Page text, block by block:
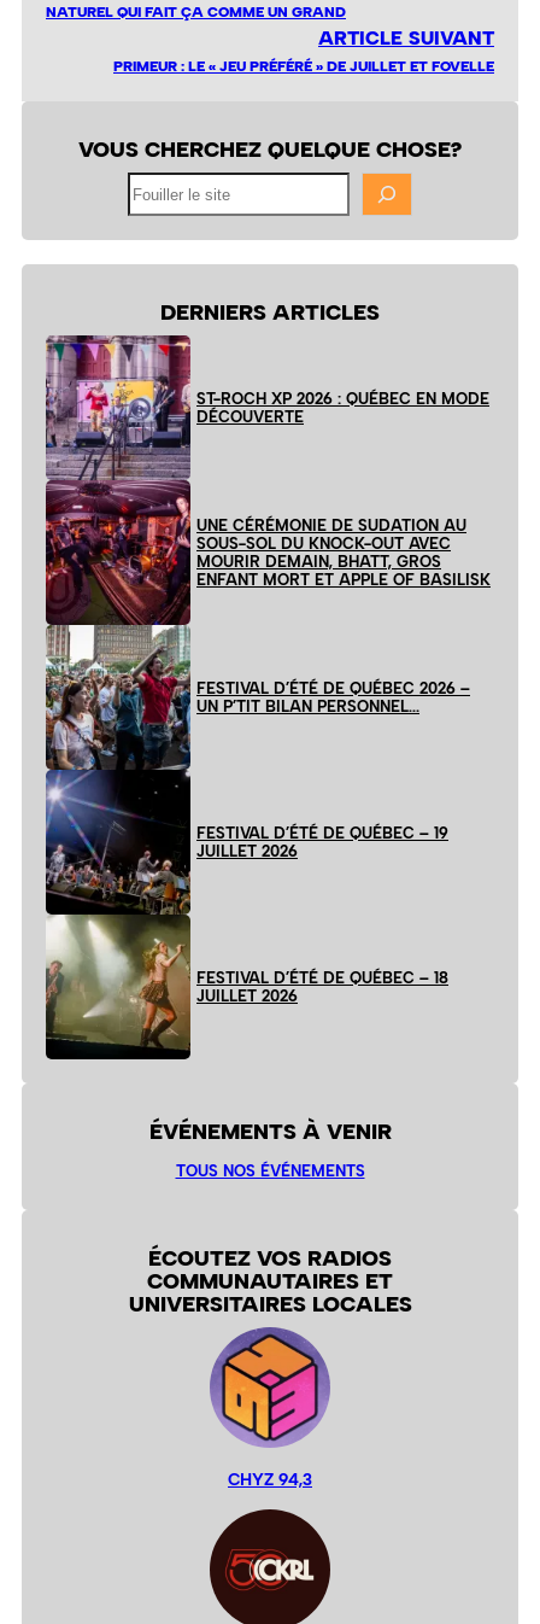
NATUREL QUI FAIT ÇA COMME UN GRAND
ARTICLE SUIVANT
PRIMEUR : LE « JEU PRÉFÉRÉ » DE JUILLET ET FOVELLE
VOUS CHERCHEZ QUELQUE CHOSE?
DERNIERS ARTICLES
ST-ROCH XP 2026 : QUÉBEC EN MODE
DÉCOUVERTE
UNE CÉRÉMONIE DE SUDATION AU
SOUS-SOL DU KNOCK-OUT AVEC
MOURIR DEMAIN, BHATT, GROS
ENFANT MORT ET APPLE OF BASILISK
FESTIVAL D’ÉTÉ DE QUÉBEC 2026 –
UN P’TIT BILAN PERSONNEL…
FESTIVAL D’ÉTÉ DE QUÉBEC – 19
JUILLET 2026
FESTIVAL D’ÉTÉ DE QUÉBEC – 18
JUILLET 2026
ÉVÉNEMENTS À VENIR
TOUS NOS ÉVÉNEMENTS
ÉCOUTEZ VOS RADIOS
COMMUNAUTAIRES ET
UNIVERSITAIRES LOCALES
CHYZ 94,3